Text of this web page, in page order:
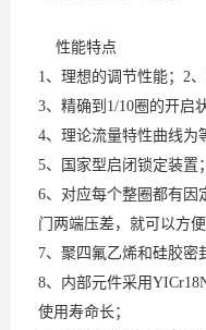
性能特点
1、理想的调节性能；2
3、精确到1/10圈的开启
4、理论流量特性曲线为
5、国家型启闭锁定装置；
6、对应每个整圈都有因
门两端压差，就可以方
7、聚四氟乙烯和硅胶密
8、内部元件采用
使用寿命长；